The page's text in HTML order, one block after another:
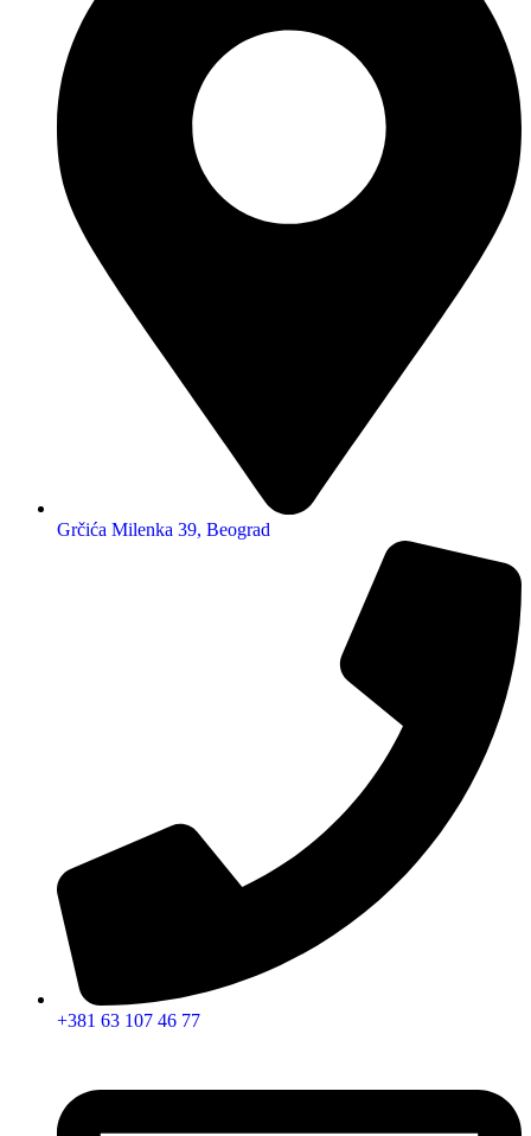
Grčića Milenka 39, Beograd
+381 63 107 46 77